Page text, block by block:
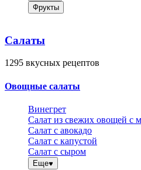
Фрукты
Салаты
1295 вкусных рецептов
Овощные салаты
Винегрет
Салат из свежих овощей с
Салат с авокадо
Салат с капустой
Салат с сыром
Еще